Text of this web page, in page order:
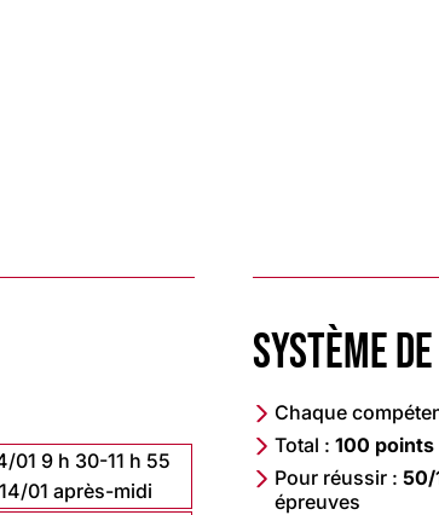
01 9 h 30-11 h 55
14/01 après-midi
SYSTÈME
Chaque
Total : 100 points
Pour réussir : 50/
épreuves